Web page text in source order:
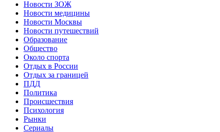
Новости ЗОЖ
Новости медицины
Новости Москвы
Новости путешествий
Образование
Общество
Около спорта
Отдых в России
Отдых за границей
ПДД
Политика
Происшествия
Психология
Рынки
Сериалы